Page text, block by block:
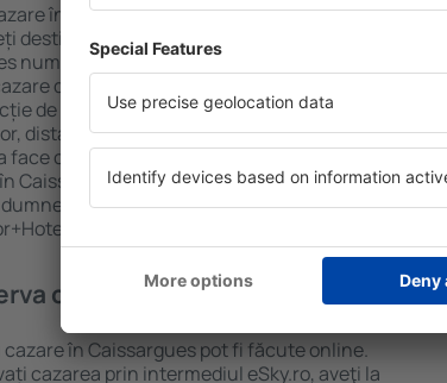
în Caissargues folosind un motor de
destinația și datele de check-in și check-
numărul de persoane, motorul de căutare va
disponibile în Caissargues. Filtrarea
de tipul proprietăţii, numărul de stele,
distanța față de centru și opțiunea de
face căutarea mult mai ușoară. Astfel veți
Caissargues în doar câteva minute. În
puteți rezerva doar cazare
cazare în Caissargues?
în Caissargues pot fi făcute online.
cazarea prin intermediul eSky.ro, aveţi la